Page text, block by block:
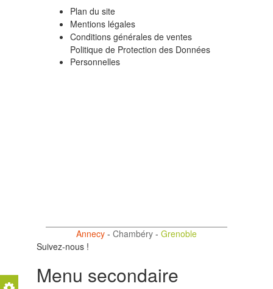
Support Technique
Plan du site
Mentions légales
Conditions générales de ventes
Politique de Protection des Données
Personnelles
Annecy- Chambéry- Grenoble
Suivez-nous !
Menu secondaire